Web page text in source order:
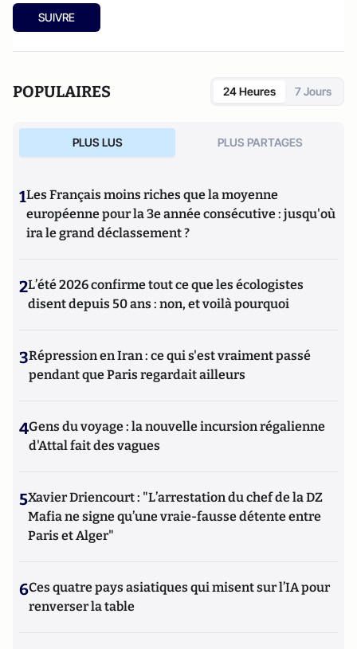
SUIVRE
POPULAIRES 24 Heures 7 Jours
PLUS LUS PLUS PARTAGES
1Les Français moins riches que la moyenne
européenne pour la 3e année consécutive : jusqu'où
ira le grand déclassement ?
2L’été 2026 confirme tout ce que les écologistes
disent depuis 50 ans : non, et voilà pourquoi
3Répression en Iran : ce qui s'est vraiment passé
pendant que Paris regardait ailleurs
4Gens du voyage : la nouvelle incursion régalienne
d'Attal fait des vagues
5Xavier Driencourt : "L’arrestation du chef de la DZ
Mafia ne signe qu’une vraie-fausse détente entre
Paris et Alger"
6Ces quatre pays asiatiques qui misent sur l’IA pour
renverser la table